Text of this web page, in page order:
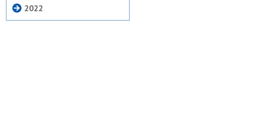
2022